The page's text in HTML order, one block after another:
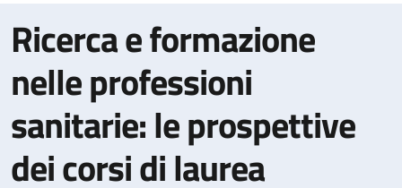
Ricerca e formazione
nelle professioni
sanitarie: le prospettive
dei corsi di laurea